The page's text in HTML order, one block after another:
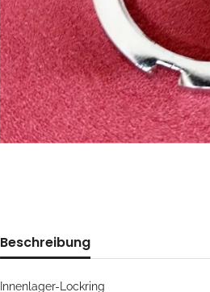
Beschreibung
Innenlager-Lockring